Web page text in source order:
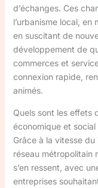
d’échanges. Ces
l’urbanisme local,
en suscitant de
développement de
commerces et
connexion rapide,
animés.
Quels sont les effets
économique et social
Grâce à la vitesse du
réseau métropolitain
s’en ressent, avec
entreprises